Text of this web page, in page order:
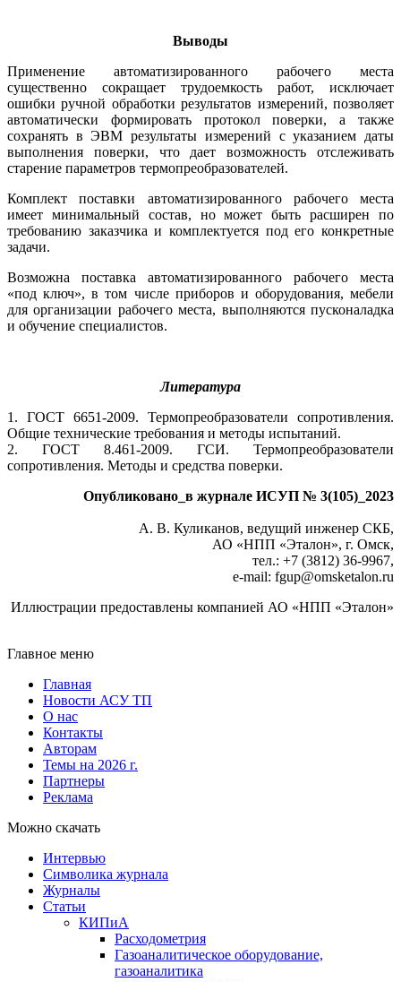
Выводы
Применение автоматизированного рабочего места
существенно сокращает трудоемкость работ, исключает
ошибки ручной обработки результатов измерений, позволяет
автоматически формировать протокол поверки, а также
сохранять в ЭВМ результаты измерений с указанием да­ты
выполнения поверки, что дает возможность отслеживать
старение параметров термопреобразователей.
Комплект поставки автоматизированного рабочего места
имеет минимальный состав, но может быть расширен по
требованию заказчика и комплектуется под его конкретные
задачи.
Возможна поставка автоматизированного рабочего места
«под ключ», в том числе приборов и оборудования, мебели
для организации рабочего места, выполняются пусконаладка
и обучение специалистов.
Литература
1. ГОСТ 6651-2009. Термопреобразователи сопротивления.
Общие технические требования и методы испытаний.
2. ГОСТ 8.461-2009. ГСИ. Термопреобразователи
сопротивления. Методы и средства поверки.
Опубликовано_в журнале ИСУП № 3(105)_2023
А. В. Куликанов, ведущий инженер СКБ,
АО «НПП «Эталон», г. Омск,
тел.: +7 (3812) 36-9967,
e-mail: fgup@omsketalon.ru
Иллюстрации предоставлены компанией АО «НПП «Эталон»
Главное меню
Главная
Новости АСУ ТП
О нас
Контакты
Авторам
Темы на 2026 г.
Партнеры
Реклама
Можно скачать
Интервью
Символика журнала
Журналы
Статьи
КИПиА
Расходометрия
Газоаналитическое оборудование,
газоаналитика